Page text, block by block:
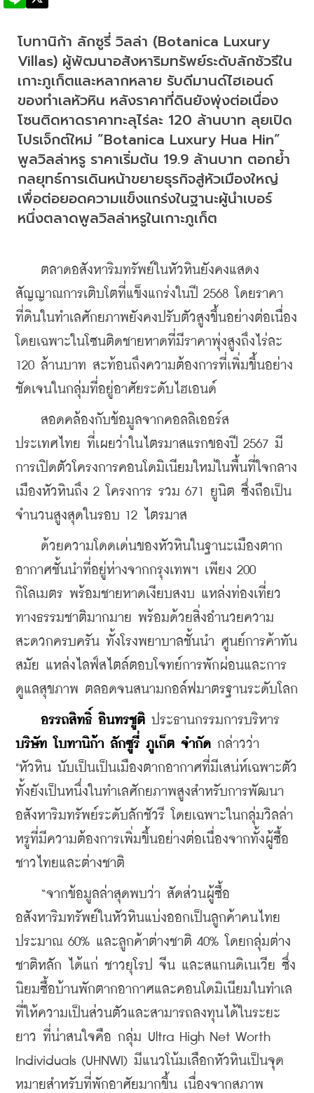
โบทานิก้า ลักซูรี่ วิลล่า (Botanica Luxury
Villas) ผู้พัฒนาอสังหาริมทรัพย์ระดับลักชัวรีใน
เกาะภูเก็ตและหลากหลาย รับดีมานด์ไฮเอนด์
ของทำเลหัวหิน หลังราคาที่ดินยังพุ่งต่อเนื่อง
โซนติดหาดราคาทะลุไร่ละ 120 ล้านบาท ลุยเปิด
โปรเจ็กต์ใหม่ “Botanica Luxury Hua Hin”
พูลวิลล่าหรู ราคาเริ่มต้น 19.9 ล้านบาท ตอกย้ำ
กลยุทธ์การเดินหน้าขยายธุรกิจสู่หัวเมืองใหญ่
เพื่อต่อยอดความแข็งแกร่งในฐานะผู้นำเบอร์
หนึ่งตลาดพูลวิลล่าหรูในเกาะภูเก็ต
ตลาดอสังหาริมทรัพย์ในหัวหินยังคงแสดง
สัญญาณการเติบโตที่แข็งแกร่งในปี 2568 โดยราคา
ที่ดินในทำเลศักยภาพยังคงปรับตัวสูงขึ้นอย่างต่อเนื่อง
โดยเฉพาะในโซนติดชายหาดที่มีราคาพุ่งสูงถึงไร่ละ
120 ล้านบาท สะท้อนถึงความต้องการที่เพิ่มขึ้นอย่าง
ชัดเจนในกลุ่มที่อยู่อาศัยระดับไฮเอนด์
สอดคล้องกับข้อมูลจากคอลลิเออร์ส
ประเทศไทย ที่เผยว่าในไตรมาสแรกของปี 2567 มี
การเปิดตัวโครงการคอนโดมิเนียมใหม่ในพื้นที่ใจกลาง
เมืองหัวหินถึง 2 โครงการ รวม 671 ยูนิต ซึ่งถือเป็น
จำนวนสูงสุดในรอบ 12 ไตรมาส
ด้วยความโดดเด่นของหัวหินในฐานะเมืองตาก
อากาศชั้นนำที่อยู่ห่างจากกรุงเทพฯ เพียง 200
กิโลเมตร พร้อมชายหาดเงียบสงบ แหล่งท่องเที่ยว
ทางธรรมชาติมากมาย พร้อมด้วยสิ่งอำนวยความ
สะดวกครบครัน ทั้งโรงพยาบาลชั้นนำ ศูนย์การค้าทัน
สมัย แหล่งไลฟ์สไตล์ตอบโจทย์การพักผ่อนและการ
ดูแลสุขภาพ ตลอดจนสนามกอล์ฟมาตรฐานระดับโลก
อรรถสิทธิ์ อินทรชูติ
บริษัท โบทานิก้า ลักซูรี่ ภูเก็ต จำกัด กล่าวว่า
"หัวหิน นับเป็นเป็นเมืองตากอากาศที่มีเสน่ห์เฉพาะตัว
ทั้งยังเป็นหนึ่งในทำเลศักยภาพสูงสำหรับการพัฒนา
อสังหาริมทรัพย์ระดับลักชัวรี โดยเฉพาะในกลุ่มวิลล่า
หรูที่มีความต้องการเพิ่มขึ้นอย่างต่อเนื่องจากทั้งผู้ซื้อ
ชาวไทยและต่างชาติ
“จากข้อมูลล่าสุดพบว่า สัดส่วนผู้ซื้อ
อสังหาริมทรัพย์ในหัวหินแบ่งออกเป็นลูกค้าคนไทย
ประมาณ 60% และลูกค้าต่างชาติ 40% โดยกลุ่มต่าง
ชาติหลัก ได้แก่ ชาวยุโรป จีน และสแกนดิเนเวีย ซึ่ง
นิยมซื้อบ้านพักตากอากาศและคอนโดมิเนียมในทำเล
ที่ให้ความเป็นส่วนตัวและสามารถลงทุนได้ในระยะ
ยาว ที่น่าสนใจคือ กลุ่ม Ultra High Net Worth
Individuals (UHNWI) มีแนวโน้มเลือกหัวหินเป็นจุด
หมายสำหรับที่พักอาศัยมากขึ้น เนื่องจากสภาพ